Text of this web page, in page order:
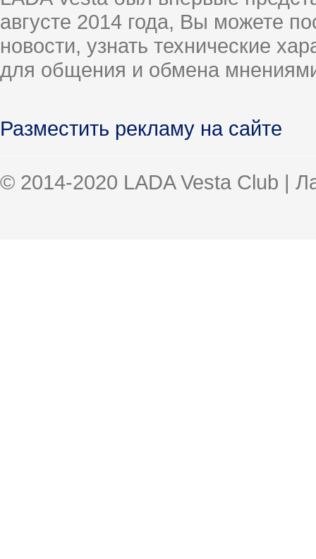
августе 2014 года, Вы можете
новости, узнать технические
для общения и обмена
Разместить рекламу на сайте
© 2014-2020 LADA Vesta Club |